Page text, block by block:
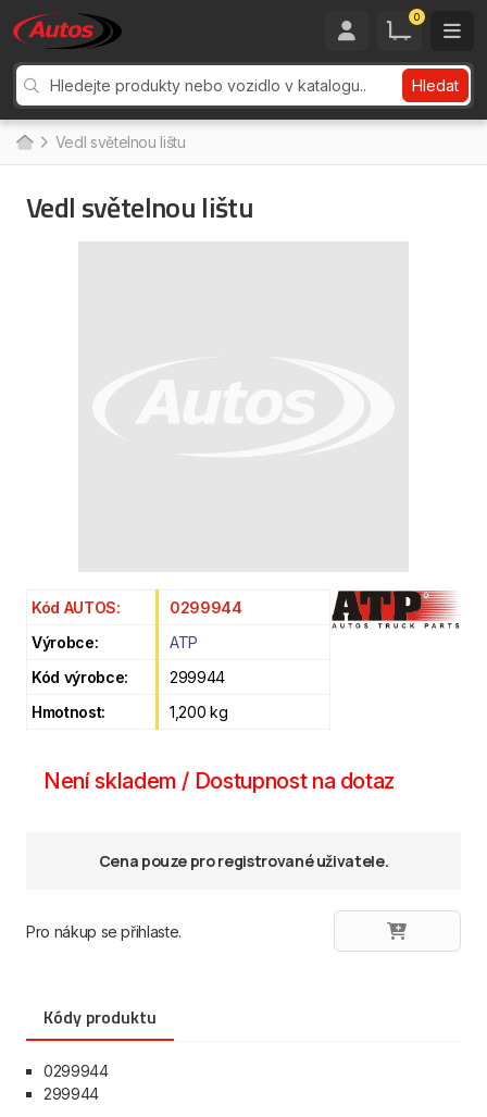
0
Hledat
Vedl světelnou lištu
Vedl světelnou lištu
Kód AUTOS:
0299944
Výrobce:
ATP
Kód výrobce:
299944
Hmotnost:
1,200 kg
Není skladem / Dostupnost na dotaz
Cena pouze pro registrované uživatele.
Pro nákup se přihlaste.
Kódy produktu
0299944
299944